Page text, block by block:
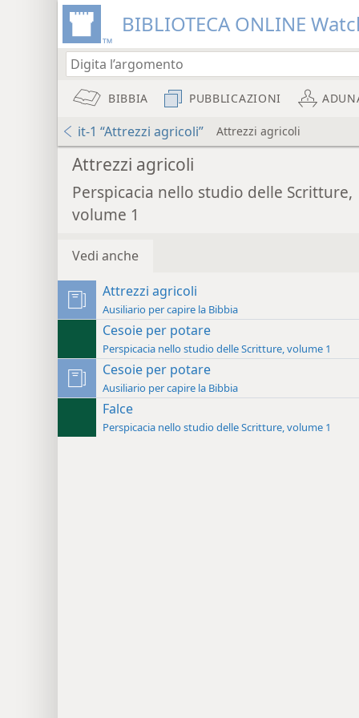
BIBLIOTECA ONLINE
BIBBIA PUBBLICAZIONI
it-1 “Attrezzi agricoli” Attrezzi agricoli
Attrezzi agricoli
Perspicacia nello studio delle Scritture,
volume 1
Vedi anche
Attrezzi agricoli
Ausiliario per capire la Bibbia
Cesoie per potare
Perspicacia nello studio delle Scritture, volume 1
Cesoie per potare
Ausiliario per capire la Bibbia
Falce
Perspicacia nello studio delle Scritture, volume 1